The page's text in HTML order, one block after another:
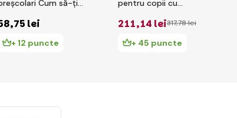
Cum să-ți
,75 lei
+ 12 puncte
pentru copii cu
gustare - rinocerul
Marius
211,14 lei317,78 lei
+ 45 puncte